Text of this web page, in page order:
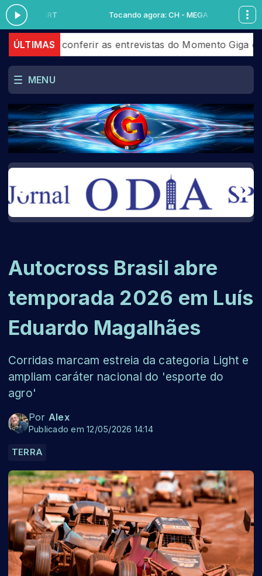
KART Tocando agora: CH - MEGA KART
ÚLTIMAS
de conferir as entrevistas do Momento Giga que
MENU
Autocross Brasil abre
temporada 2026 em Luís
Eduardo Magalhães
Corridas marcam estreia da categoria Light e
ampliam caráter nacional do 'esporte do
agro'
Por Alex
Publicado em 12/05/2026 14:14
TERRA